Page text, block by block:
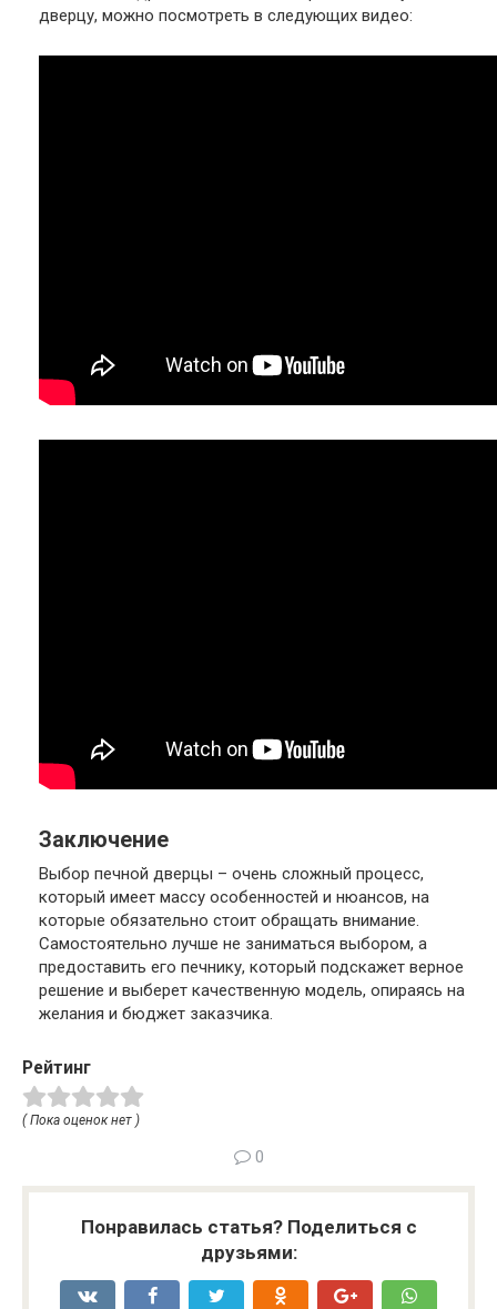
дверцу, можно посмотреть в следующих видео:
Заключение
Выбор печной дверцы – очень сложный процесс,
который имеет массу особенностей и нюансов, на
которые обязательно стоит обращать внимание.
Самостоятельно лучше не заниматься выбором, а
предоставить его печнику, который подскажет верное
решение и выберет качественную модель, опираясь на
желания и бюджет заказчика.
Рейтинг
( Пока оценок нет )
0
Понравилась статья? Поделиться с
друзьями: